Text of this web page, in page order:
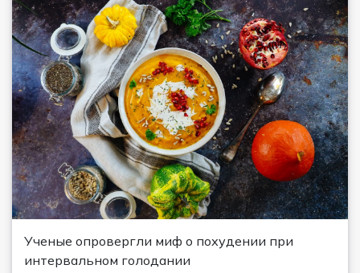
Ученые опровергли миф о похудении при
интервальном голодании